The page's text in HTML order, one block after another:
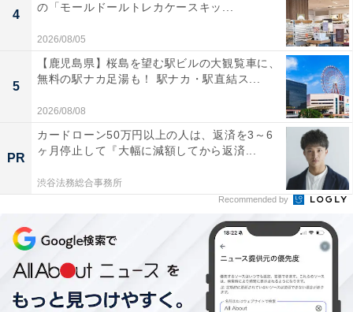
「日本民家園」は中学生以下無料！ 全国から移築
した古民家が立ち並ぶ、生田緑地の野外博物館
4
の「モールドールトレカケースキッ...
2026/08/05
5
【鹿児島県】桜島を望む駅ビルの大観覧車に、
無料の駅ナカ足湯も！ 駅ナカ・駅直結ス...
2026/08/08
PR
カードローン50万円以上の人は、返済を3～6
ヶ月停止して『大幅に減額してから返済...
渋谷法務総合事務所
Recommended by